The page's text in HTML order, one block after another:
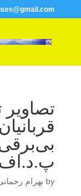
تصاویر
پ.د.اف
by بهرام